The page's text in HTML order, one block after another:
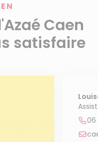
Caen
satisfaire
06